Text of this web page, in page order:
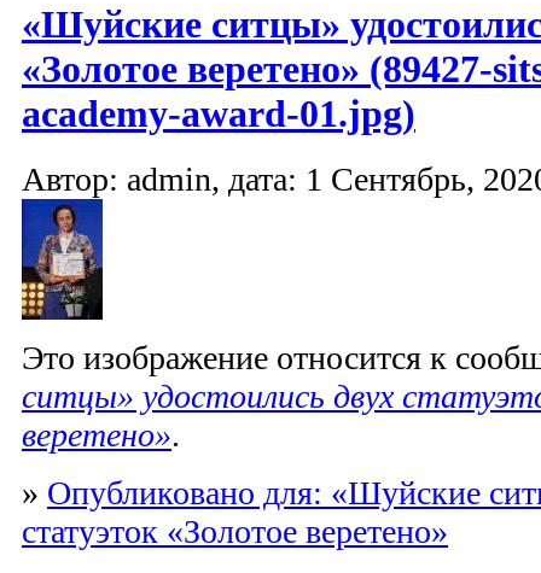
«Шуйские ситцы»
«Золотое веретено» (89427-
academy-award-01.jpg)
Автор: admin, дата: 1 Сентябрь,
Это изображение относится к
ситцы» удостоились двух
веретено».
» Опубликовано для: «Шуйские
статуэток «Золотое веретено»